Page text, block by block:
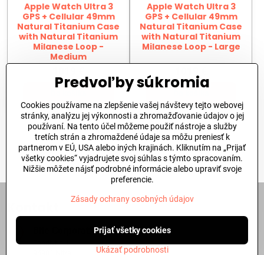
Apple Watch Ultra 3
GPS + Cellular 49mm
Natural Titanium Case
with Natural Titanium
Milanese Loop -
Medium
Apple Watch Ultra 3
GPS + Cellular 49mm
Natural Titanium Case
with Natural Titanium
Milanese Loop - Large
Nie sú žiadne ďalšie produkty.
1 2
Bite Corporation, s​.r​.o​.
Fándlyho 1
Predvoľby súkromia
Cookies používame na zlepšenie vašej návštevy tejto webovej
stránky, analýzu jej výkonnosti a zhromažďovanie údajov o jej
používaní. Na tento účel môžeme použiť nástroje a služby
tretích strán a zhromaždené údaje sa môžu preniesť k
partnerom v EÚ, USA alebo iných krajinách. Kliknutím na „Prijať
všetky cookies“ vyjadrujete svoj súhlas s týmto spracovaním.
Nižšie môžete nájsť podrobné informácie alebo upraviť svoje
preferencie.
Zásady ochrany osobných údajov
Ukázať podrobnosti
Prijať všetky cookies